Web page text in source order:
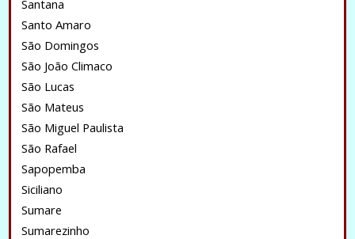
Santana
Santo Amaro
São Domingos
São João Climaco
São Lucas
São Mateus
São Miguel Paulista
São Rafael
Sapopemba
Siciliano
Sumare
Sumarezinho